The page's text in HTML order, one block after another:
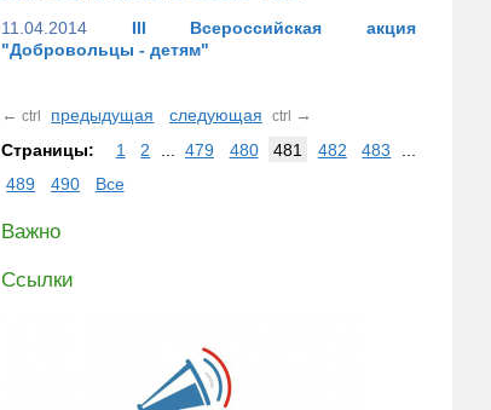
11.04.2014
III Всероссийская акция
"Добровольцы - детям"
← ctrl предыдущая следующая ctrl →
Страницы:
1 2 479 480 481 482 483
489
490 Все
Важно
Ссылки